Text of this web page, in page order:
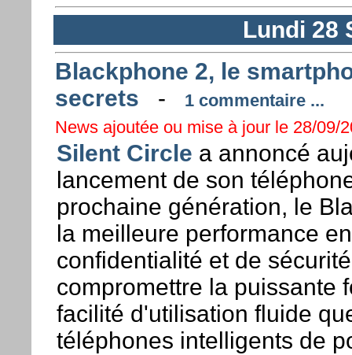
Lundi 28
Blackphone 2, le
secrets -
1 commentaire ...
News ajoutée ou mise à jour le 28/09/
Silent Circle a annoncé
lancement de son
prochaine génération, le
la meilleure performance
confidentialité et de
compromettre la puissante
facilité d'utilisation fluide
téléphones intelligents de